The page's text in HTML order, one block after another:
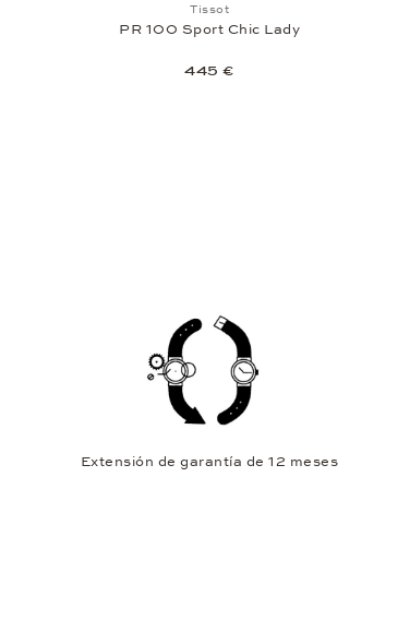
Tissot
PR 100 Sport Chic Lady
445 €
Extensión de garantía de 12 meses